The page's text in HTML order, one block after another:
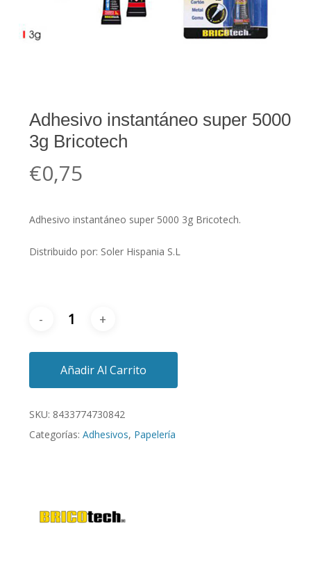
Adhesivo instantáneo super 5000
3g Bricotech
€0,75
Adhesivo instantáneo super 5000 3g Bricotech.
Distribuido por: Soler Hispania S.L
Añadir Al Carrito
SKU: 8433774730842
Categorías: Adhesivos, Papelería